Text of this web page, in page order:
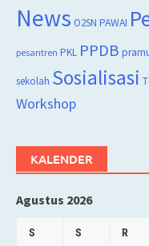
News O2SN PAWAI
pesantren PKL PPDB
sekolah Sosialisasi
Workshop
KALENDER
Agustus 2026
S S R